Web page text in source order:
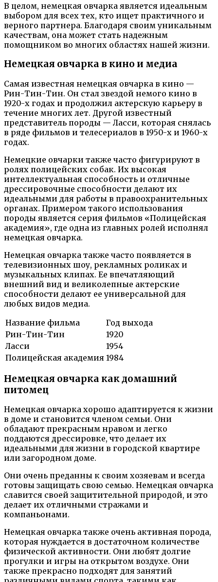
В целом, немецкая овчарка является идеальным
выбором для всех тех, кто ищет практичного и
верного партнера. Благодаря своим уникальным
качествам, она может стать надежным
помощником во многих областях нашей жизни.
Немецкая овчарка в кино и медиа
Самая известная немецкая овчарка в кино —
Рин-Тин-Тин. Он стал звездой немого кино в
1920-х годах и продолжил актерскую карьеру в
течение многих лет. Другой известный
представитель породы — Ласси, которая снялась
в ряде фильмов и телесериалов в 1950-х и 1960-х
годах.
Немецкие овчарки также часто фигурируют в
ролях полицейских собак. Их высокая
интеллектуальная способность и отличные
дрессировочные способности делают их
идеальными для работы в правоохранительных
органах. Примером такого использования
породы является серия фильмов «Полицейская
академия», где одна из главных ролей исполнял
немецкая овчарка.
Немецкая овчарка также часто появляется в
телевизионных шоу, рекламных роликах и
музыкальных клипах. Ее впечатляющий
внешний вид и великолепные актерские
способности делают ее универсальной для
любых видов медиа.
Название фильма
Год выхода
Рин-Тин-Тин
1920
Ласси
1954
Полицейская академия 1984
Немецкая овчарка как домашний
питомец
Немецкая овчарка хорошо адаптируется к жизни
в доме и становится членом семьи. Они
обладают прекрасным нравом и легко
поддаются дрессировке, что делает их
идеальными для жизни в городской квартире
или загородном доме.
Они очень преданны к своим хозяевам и всегда
готовы защищать свою семью. Немецкая овчарка
славится своей защитительной природой, и это
делает их отличными стражами и
компаньонами.
Немецкая овчарка также очень активная порода,
которая нуждается в достаточном количестве
физической активности. Они любят долгие
прогулки и игры на открытом воздухе. Они
также прекрасно подходят для занятий